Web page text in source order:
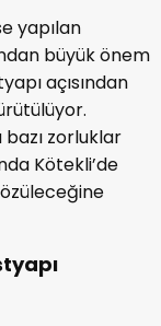
yapılan
büyük önem
açısından
bazı zorluklar
Kötekli’de